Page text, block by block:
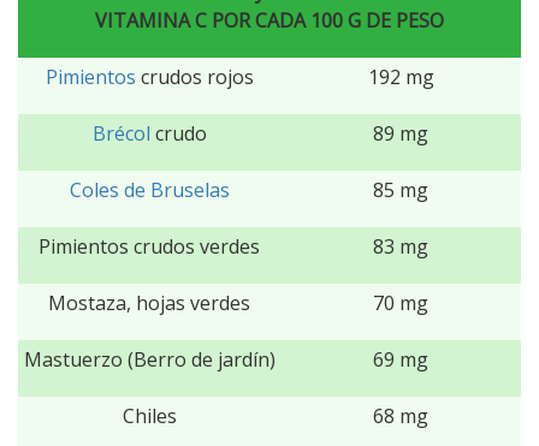
VITAMINA C POR CADA 100 G DE PESO
Pimientos crudos rojos 192 mg
Brécol crudo 89 mg
Coles de Bruselas 85 mg
Pimientos crudos verdes 83 mg
Mostaza, hojas verdes 70 mg
Mastuerzo (Berro de jardín) 69 mg
Chiles 68 mg